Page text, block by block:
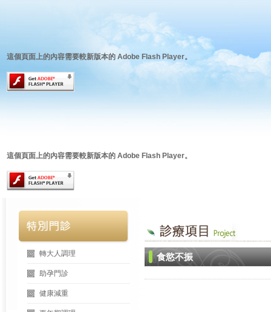
這個頁面上的內容需要較新版本的 Adobe Flash Player。
這個頁面上的內容需要較新版本的 Adobe Flash Player。
轉大人調理
助孕門診
健康減重
食慾不振